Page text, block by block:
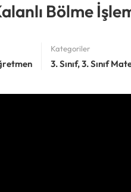
Bölme
Kategoriler
3. Sınıf,3. Sınıf